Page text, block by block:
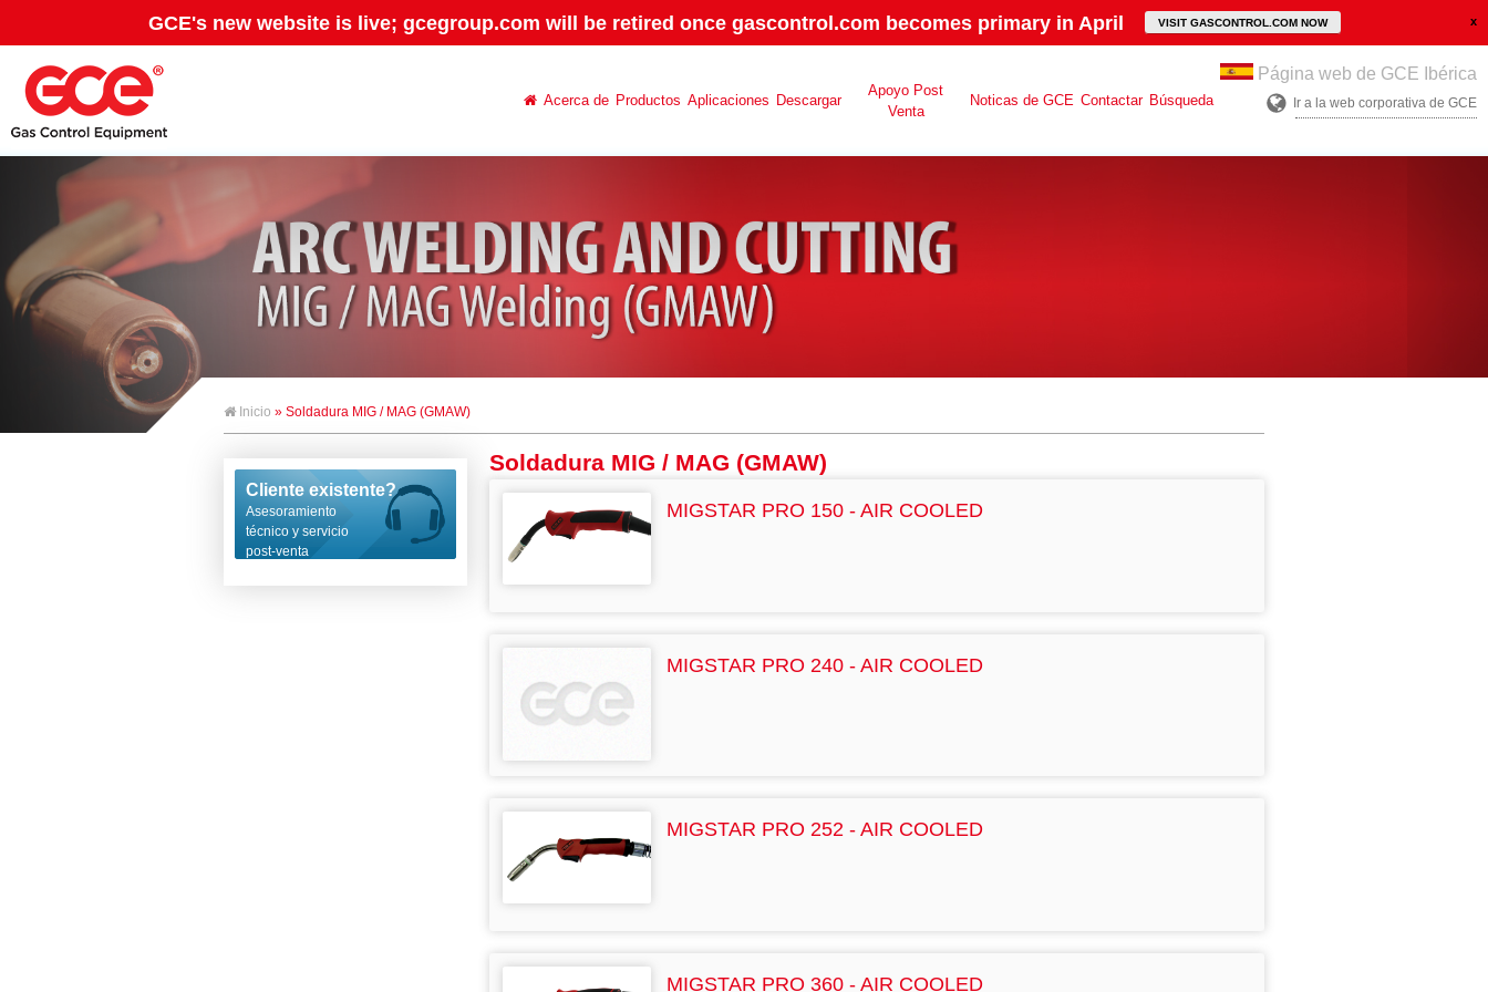
GCE's new website is live; gcegroup.com will be retired once gascontrol.com becomes primary in April VISIT GASCONTROL.COM NOW
Acerca de Productos Aplicaciones Descargar
Apoyo Post
Venta
Noticas de GCE Contactar Búsqueda
Página web de GCE Ibérica
Ir a la web corporativa de GCE
Inicio » Soldadura MIG / MAG (GMAW)
Cliente existente?
Asesoramiento
técnico y servicio
post-venta
Soldadura MIG / MAG (GMAW)
MIGSTAR PRO 150 - AIR COOLED
MIGSTAR PRO 240 - AIR COOLED
MIGSTAR PRO 252 - AIR COOLED
MIGSTAR PRO 360 - AIR COOLED